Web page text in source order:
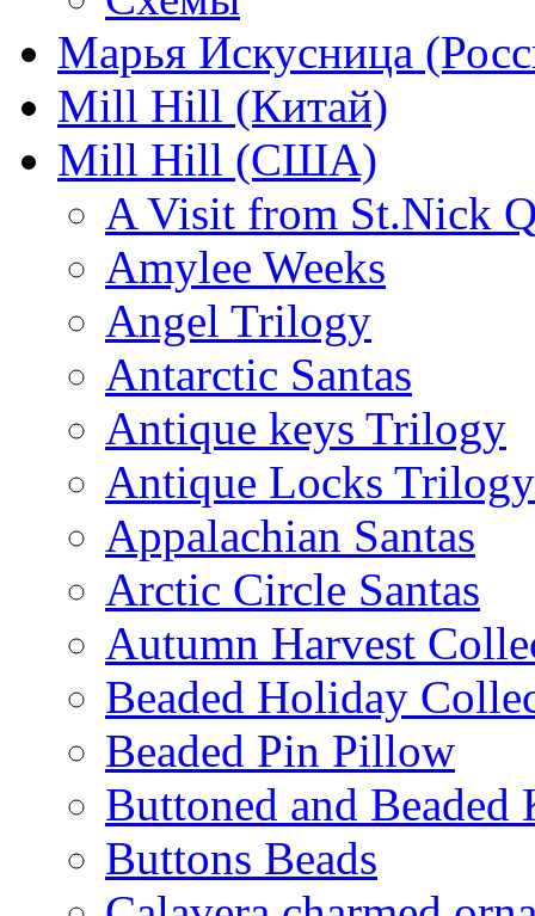
Марья Искусница
Mill Hill (Китай)
Mill Hill (США)
A Visit from St.Nick
Amylee Weeks
Angel Trilogy
Antarctic Santas
Antique keys Trilogy
Antique Locks Trilogy
Appalachian Santas
Arctic Circle Santas
Autumn Harvest
Beaded Holiday
Beaded Pin Pillow
Buttoned and Beaded
Buttons Beads